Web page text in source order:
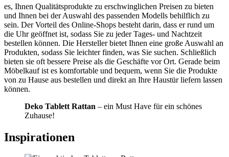
es, Ihnen Qualitätsprodukte zu erschwinglichen Preisen zu bieten
und Ihnen bei der Auswahl des passenden Modells behilflich zu
sein. Der Vorteil des Online-Shops besteht darin, dass er rund um
die Uhr geöffnet ist, sodass Sie zu jeder Tages- und Nachtzeit
bestellen können. Die Hersteller bietet Ihnen eine große Auswahl an
Produkten, sodass Sie leichter finden, was Sie suchen. Schließlich
bieten sie oft bessere Preise als die Geschäfte vor Ort. Gerade beim
Möbelkauf ist es komfortable und bequem, wenn Sie die Produkte
von zu Hause aus bestellen und direkt an Ihre Haustür liefern lassen
können.
Deko Tablett Rattan – ein Must Have für ein schönes
Zuhause!
Inspirationen